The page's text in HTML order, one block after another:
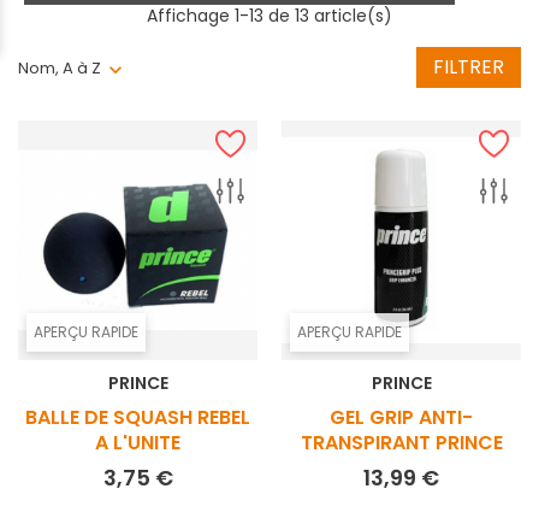
Nom, A à Z FILTRER
Affichage 1-13 de 13 article(s)
APERÇU RAPIDE
PRINCE
BALLE DE SQUASH REBEL
A L'UNITE
3,75 €Prix
APERÇU RAPIDE
PRINCE
GEL GRIP ANTI-
TRANSPIRANT PRINCE
13,99 €Prix